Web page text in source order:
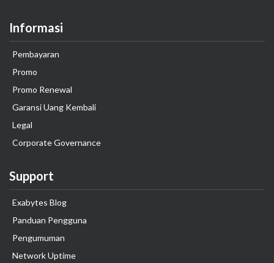
Informasi
Pembayaran
Promo
Promo Renewal
Garansi Uang Kembali
Legal
Corporate Governance
Support
Exabytes Blog
Panduan Pengguna
Pengumuman
Network Uptime